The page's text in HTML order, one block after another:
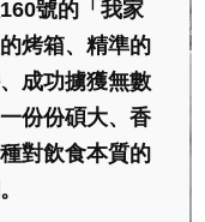
號的「我家
烤箱、精準的
成功擄獲無數
份份碩大、香
對飲食本質的